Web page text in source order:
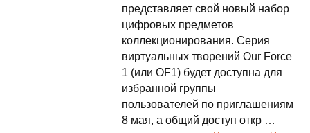
представляет свой новый набор
цифровых предметов
коллекционирования. Серия
виртуальных творений Our Force
1 (или OF1) будет доступна для
избранной группы
пользователей по приглашениям
8 мая, а общий доступ откр …